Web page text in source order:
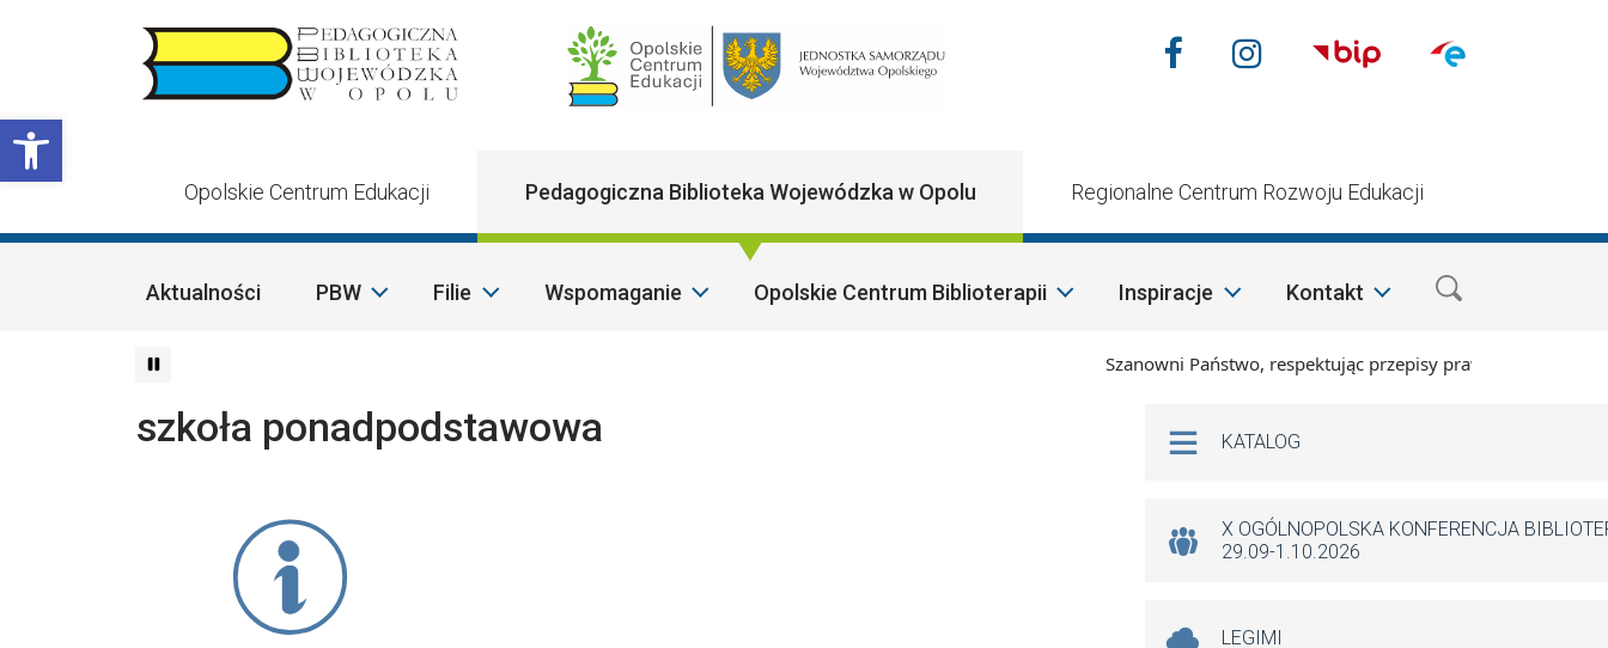
Otwórz pasek narzędzi
Main Navigation
Nasze media
FacebookInstagram
Opolskie Centrum Edukacji Pedagogiczna Biblioteka Wojewódzka w Opolu Regionalne Centrum Rozwoju Edukacji
Aktualności PBW Filie Wspomaganie Opolskie Centrum Biblioterapii Inspiracje Kontakt
Szanowni Państwo, respektując przepisy prawa i mając na
szkoła ponadpodstawowa Na skróty
KATALOG
X OGÓLNOPOLSKA KONFERENCJA
29.09-1.10.2026
LEGIMI